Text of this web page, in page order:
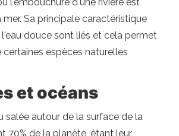
l'embouchure d'une rivière est
Sa principale caractéristique
douce sont liés et cela permet
certaines espèces naturelles
et océans
salée autour de la surface de la
70% de la planète, étant leur